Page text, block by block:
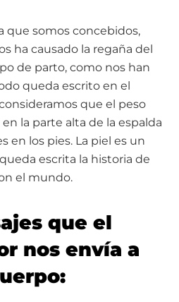
que somos concebidos,
ha causado la regaña del
de parto, como nos han
queda escrito en el
que el peso
la parte alta de la espalda
en los pies. La piel es un
escrita la historia de
el mundo.
que el
nos envía a